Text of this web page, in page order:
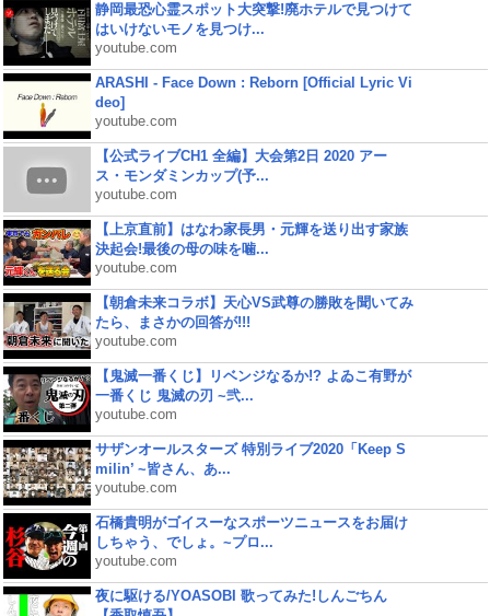
静岡最恐心霊スポット大突撃!廃ホテルで見つけて
はいけないモノを見つけ...
youtube.com
ARASHI - Face Down : Reborn [Official Lyric Vi
deo]
youtube.com
【公式ライブCH1 全編】大会第2日 2020 アー
ス・モンダミンカップ(予...
youtube.com
【上京直前】はなわ家長男・元輝を送り出す家族
決起会!最後の母の味を噛...
youtube.com
【朝倉未来コラボ】天心VS武尊の勝敗を聞いてみ
たら、まさかの回答が!!!
youtube.com
【鬼滅一番くじ】リベンジなるか!? よゐこ有野が
一番くじ 鬼滅の刃 ~弐...
youtube.com
サザンオールスターズ 特別ライブ2020「Keep S
milin’ ~皆さん、あ...
youtube.com
石橋貴明がゴイスーなスポーツニュースをお届け
しちゃう、でしょ。~プロ...
youtube.com
夜に駆ける/YOASOBI 歌ってみた!しんごちん